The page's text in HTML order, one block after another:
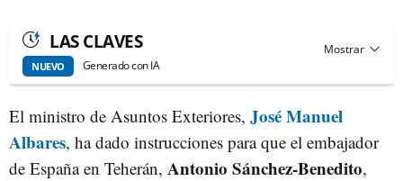
LAS CLAVES
NUEVO Generado con IA
El ministro de Asuntos Exteriores, José Manuel
Albares, ha dado instrucciones para que el embajador
de España en Teherán, Antonio Sánchez-Benedito,